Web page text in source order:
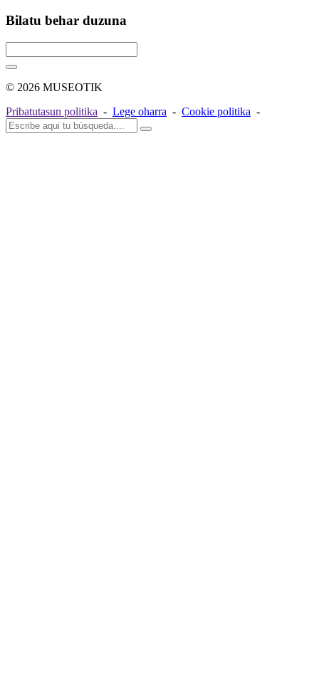
Bilatu behar duzuna
© 2026 MUSEOTIK
Pribatutasun politika - Lege oharra - Cookie politika -